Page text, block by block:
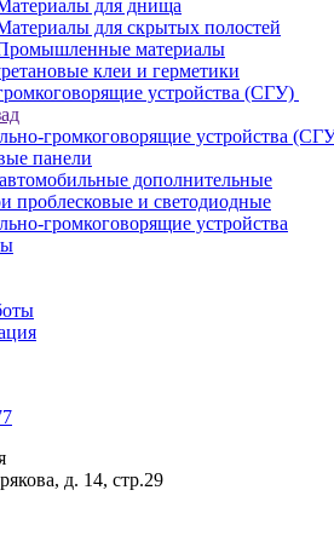
для днища
для скрытых полостей
материалы
клеи и герметики
устройства (СГУ)
громкоговорящие устройства
панели
дополнительные
проблесковые и светодиодные
громкоговорящие устройства
д. 14, стр.29